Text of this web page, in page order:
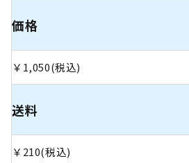
価格
￥1,050(税込)
送料
￥210(税込)